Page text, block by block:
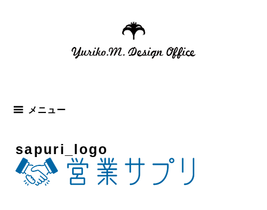
ス
メニュー
sapuri_logo